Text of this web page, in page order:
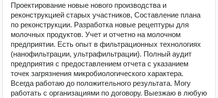
Проектирование новые нового производства и
реконструкцией старых участников, Составление плана
по реконструкции. Разработка новые рецептуры для
молочных продуктов. Учет и отчетно на молочном
предприятии. Есть опыт в фильтрационных технологиях
(нанофильтрации, ультрафильтрации). Полный аудит
предприятия с предоставлением отчета с указанием
точек загрязнения микробиологического характера.
Всегда работаю до положительного результата. Могу
работать с организациями по договору. Выезжаю в любую